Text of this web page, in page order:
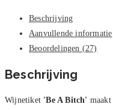
Beschrijving
Aanvullende informatie
Beoordelingen (27)
Beschrijving
Wijnetiket 'Be A Bitch'